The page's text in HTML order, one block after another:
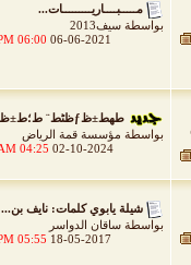
مـــــبــــاريـــــــــات...
بواسطة سيف2013
06-06-2021
06:00 PM
طھط±ظƒظٹط¨ ط؛ط±ظپ...
بواسطة مؤسسة قمة الرياض
02-10-2024
04:25 AM
شيلة يابوي كلمات: نايف بن...
بواسطة ساقان الدواسر
18-05-2017
05:55 PM